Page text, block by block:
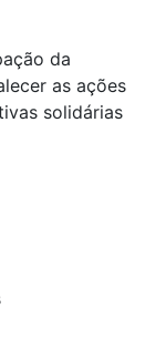
da
as ações
solidárias